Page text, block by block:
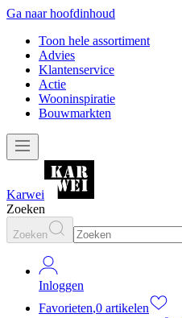
Ga naar hoofdinhoud
Toon hele assortiment
Advies
Klantenservice
Actie
Wooninspiratie
Bouwmarkten
Karwei
Zoeken
Zoeken
Inloggen
Favorieten,0 artikelen